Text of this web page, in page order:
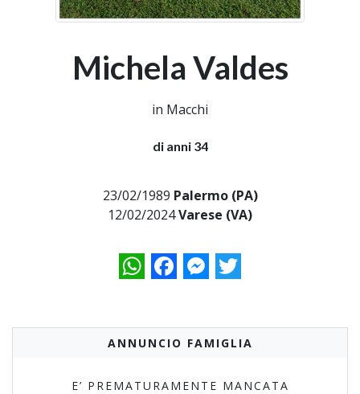
Michela Valdes
in Macchi
di anni 34
23/02/1989 Palermo (PA)
12/02/2024Varese (VA)
WhatsAppFacebookMessenger
Twitter
ANNUNCIO FAMIGLIA
E’ PREMATURAMENTE MANCATA